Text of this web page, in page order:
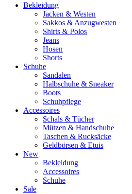
Bekleidung
Jacken & Westen
Sakkos & Anzugwesten
Shirts & Polos
Jeans
Hosen
Shorts
Schuhe
Sandalen
Halbschuhe & Sneaker
Boots
Schuhpflege
Accessoires
Schals & Tücher
Mützen & Handschuhe
Taschen & Rucksäcke
Geldbörsen & Etuis
New
Bekleidung
Accessoires
Schuhe
Sale